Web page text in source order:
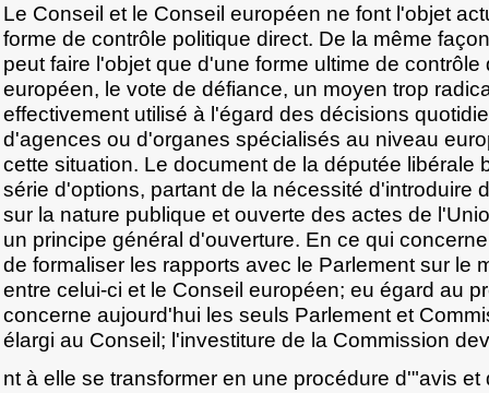
Le Conseil et le Conseil européen ne font l'objet
forme de contrôle politique direct. De la même
peut faire l'objet que d'une forme ultime de
européen, le vote de défiance, un moyen trop
effectivement utilisé à l'égard des décisions
d'agences ou d'organes spécialisés au niveau
cette situation. Le document de la députée libérale
série d'options, partant de la nécessité d'introduire
sur la nature publique et ouverte des actes de
un principe général d'ouverture. En ce qui
de formaliser les rapports avec le Parlement sur le
entre celui-ci et le Conseil européen; eu égard au
concerne aujourd'hui les seuls Parlement et
élargi au Conseil; l'investiture de la Commission
nt à elle se transformer en une procédure d'"avis